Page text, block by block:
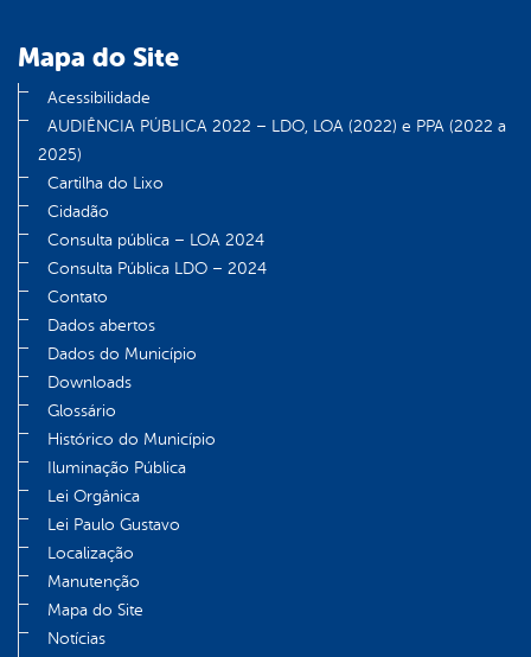
Mapa do Site
Acessibilidade
AUDIÊNCIA PÚBLICA 2022 – LDO, LOA (2022) e PPA (2022 a
2025)
Cartilha do Lixo
Cidadão
Consulta pública – LOA 2024
Consulta Pública LDO – 2024
Contato
Dados abertos
Dados do Município
Downloads
Glossário
Histórico do Município
Iluminação Pública
Lei Orgânica
Lei Paulo Gustavo
Localização
Manutenção
Mapa do Site
Notícias